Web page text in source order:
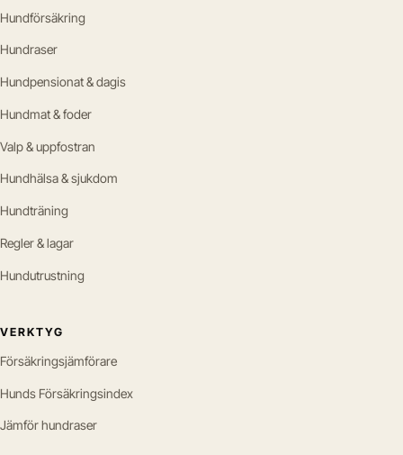
Hundförsäkring
Hundraser
Hundpensionat & dagis
Hundmat & foder
Valp & uppfostran
Hundhälsa & sjukdom
Hundträning
Regler & lagar
Hundutrustning
VERKTYG
Försäkringsjämförare
Hunds Försäkringsindex
Jämför hundraser